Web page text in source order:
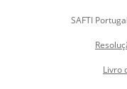
SAFTI
Livro